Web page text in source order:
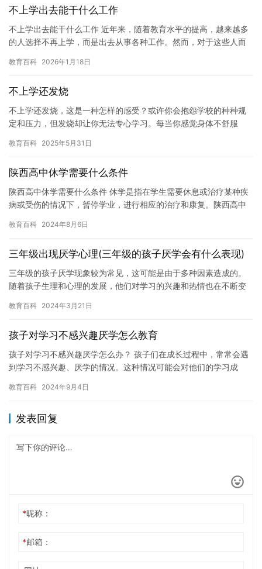
不上学出去能干什么工作
不上学出去能干什么工作 近年来，随着教育水平的提高，越来越多
的人选择不再上学，而是出去从事各种工作。然而，对于这些人而
入，…
教育百科 2026年1月18日
不上学还发烧
不上学还发烧，这是一种怎样的感受？或许你会抱怨学校的种种规
定和压力，但发烧却让你无法专心学习。每当你感觉身体不舒服
种身体…
教育百科 2025年5月31日
陕西高中休学需要什么条件
陕西高中休学需要什么条件 休学是指在学生需要休息或治疗某种疾
病或受伤的情况下，暂停学业，进行相应的治疗和康复。陕西高中
教育百科 2024年8月6日
三年级出现厌学心理(三年级的孩子厌学会有什么表现)
三年级的孩子厌学现象较为常见，这可能是由于多种因素造成的。
随着孩子生理和心理的发展，他们对学习的兴趣和热情也在不断变
燥…
教育百科 2024年3月21日
孩子对学习不感兴趣厌学怎么教育
孩子对学习不感兴趣厌学怎么办？ 孩子们在成长过程中，常常会遇
到学习不感兴趣、厌学的情况。这种情况可能会对他们的学习成
当的方…
教育百科 2024年9月4日
发表回复
*昵称：
*邮箱：